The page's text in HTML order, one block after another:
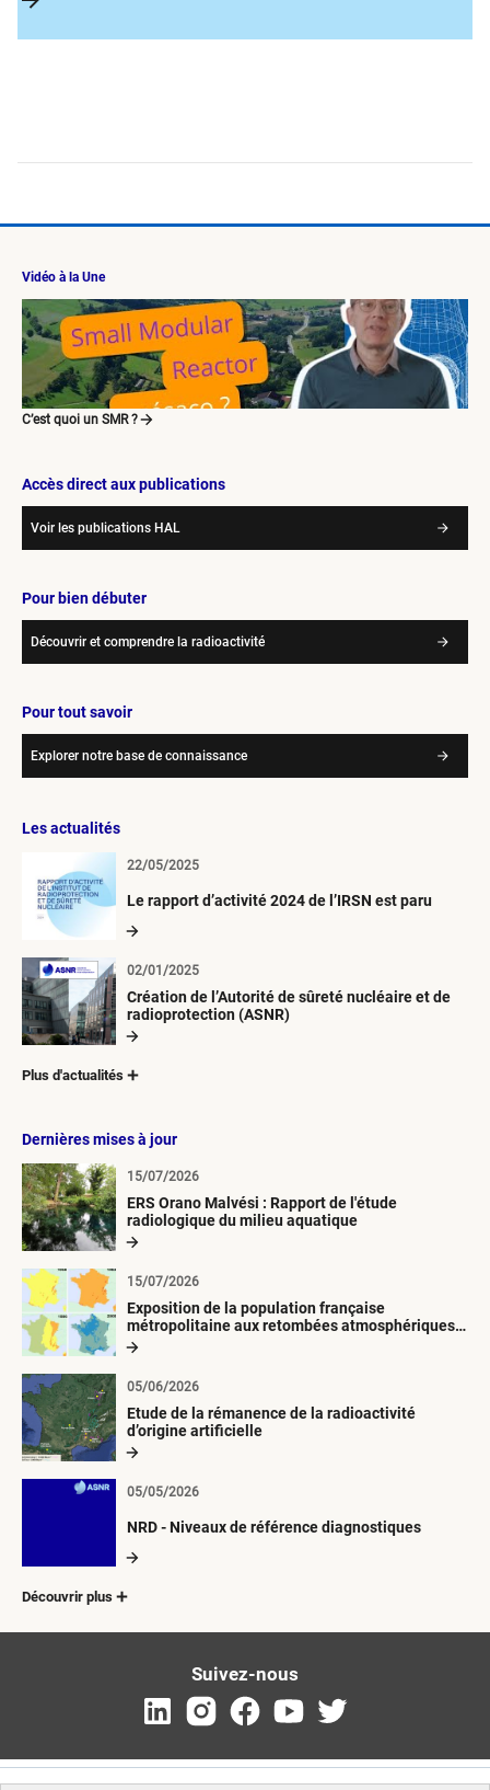
Vidéo à la Une
C’est quoi un SMR ?
Accès direct aux publications
Voir les publications HAL
Pour bien débuter
Découvrir et comprendre la radioactivité
Pour tout savoir
Explorer notre base de connaissance
Les actualités
Le rapport d’activité 2024 de l’IRSN est paru
22/05/2025
Création de l’Autorité de sûreté nucléaire et de
radioprotection (ASNR)
02/01/2025
Plus d'actualités
Dernières mises à jour
ERS Orano Malvési : Rapport de l'étude
radiologique du milieu aquatique
15/07/2026
Exposition de la population française
métropolitaine aux retombées atmosphériques
radioactives depuis 1945
15/07/2026
Etude de la rémanence de la radioactivité
d’origine artificielle
05/06/2026
NRD - Niveaux de référence diagnostiques
05/05/2026
Découvrir plus
Suivez-nous